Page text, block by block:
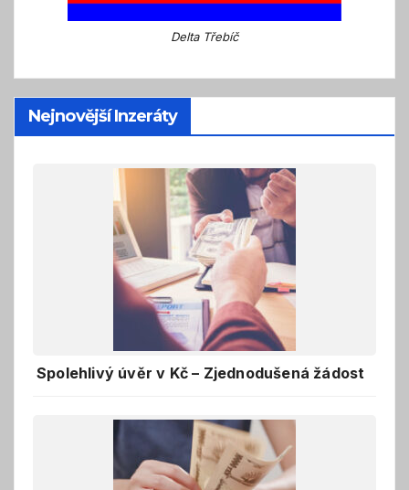
Delta Třebíč
Nejnovější Inzeráty
Spolehlivý úvěr v Kč – Zjednodušená žádost